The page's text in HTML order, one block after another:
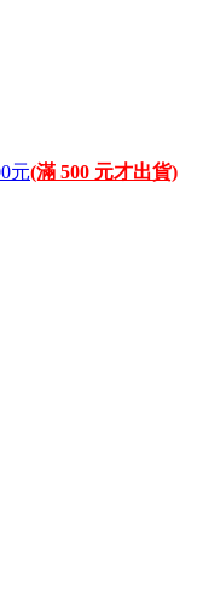
元(滿 500 元才出貨)